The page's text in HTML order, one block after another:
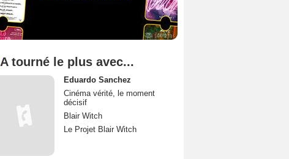
A tourné le plus avec...
Eduardo Sanchez
Cinéma vérité, le moment
décisif
Blair Witch
Le Projet Blair Witch